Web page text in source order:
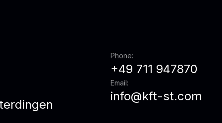
Phone:
+49 711 947870
Email:
info@kft-st.com